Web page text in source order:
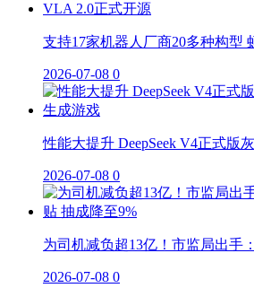
支持17家机器人厂商20多种构型
2026-07-08 0
性能大提升 DeepSeek V4正式版
2026-07-08 0
为司机减负超13亿！市监局出手
2026-07-08 0